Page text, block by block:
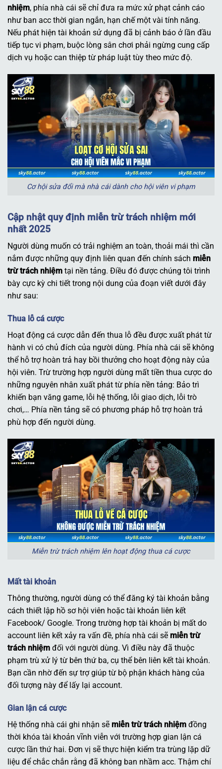
nhiệm, phía nhà cái sẽ chỉ đưa ra mức xử phạt cảnh cáo
như ban acc thời gian ngắn, hạn chế một vài tính năng.
Nếu phát hiện tài khoản sử dụng đã bị cảnh báo ở lần đầu
tiếp tục vi phạm, buộc lòng sân chơi phải ngừng cung cấp
dịch vụ hoặc can thiệp từ pháp luật tùy theo mức độ.
Cơ hội sửa đổi mà nhà cái dành cho hội viên vi phạm
Cập nhật quy định miễn trừ trách nhiệm mới
nhất 2025
Người dùng muốn có trải nghiệm an toàn, thoải mái thì cần
nắm được những quy định liên quan đến chính sách miễn
trừ trách nhiệm tại nền tảng. Điều đó được chúng tôi trình
bày cực kỳ chi tiết trong nội dung của đoạn viết dưới đây
như sau:
Thua lỗ cá cược
Hoạt động cá cược dẫn đến thua lỗ đều được xuất phát từ
hành vi có chủ đích của người dùng. Phía nhà cái sẽ không
thể hỗ trợ hoàn trả hay bồi thưởng cho hoạt động này của
hội viên. Trừ trường hợp người dùng mất tiền thua cược do
những nguyên nhân xuất phát từ phía nền tảng: Bảo trì
khiến bạn văng game, lỗi hệ thống, lỗi giao dịch, lỗi trò
chơi,… Phía nền tảng sẽ có phương pháp hỗ trợ hoàn trả
phù hợp đến người dùng.
Miễn trừ trách nhiệm lên hoạt động thua cá cược
Mất tài khoản
Thông thường, người dùng có thể đăng ký tài khoản bằng
cách thiết lập hồ sơ hội viên hoặc tài khoản liên kết
Facebook/ Google. Trong trường hợp tài khoản bị mất do
account liên kết xảy ra vấn đề, phía nhà cái sẽ miễn trừ
trách nhiệm đối với người dùng. Vì điều này đã thuộc
phạm trù xử lý từ bên thứ ba, cụ thể bên liên kết tài khoản.
Bạn cần nhờ đến sự trợ giúp từ bộ phận khách hàng của
đối tượng này để lấy lại account.
Gian lận cá cược
Hệ thống nhà cái ghi nhận sẽ miễn trừ trách nhiệm đồng
thời khóa tài khoản vĩnh viễn với trường hợp gian lận cá
cược lần thứ hai. Đơn vị sẽ thực hiện kiểm tra trùng lặp dữ
liệu để chắc chắn rằng đã không ban nhầm acc. Thậm chí